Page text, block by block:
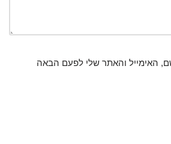
האימייל והאתר שלי לפעם הבאה